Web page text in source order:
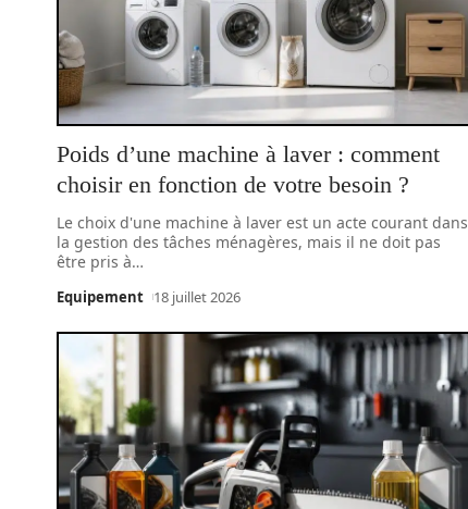
Poids d’une machine à laver : comment
choisir en fonction de votre besoin ?
Le choix d'une machine à laver est un acte courant dans
la gestion des tâches ménagères, mais il ne doit pas
être pris à…
Equipement 18 juillet 2026